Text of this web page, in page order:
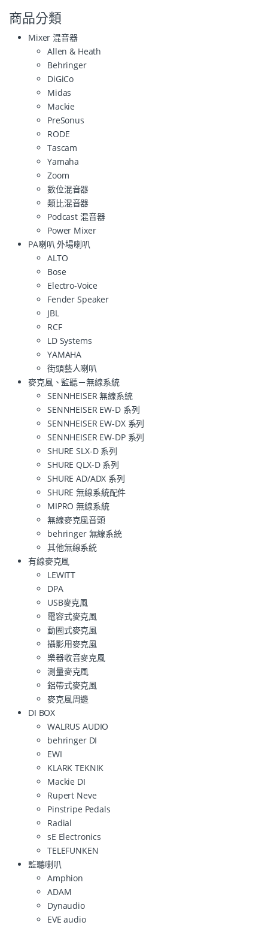
商品分類
Mixer 混音器
Allen & Heath
Behringer
DiGiCo
Midas
Mackie
PreSonus
RODE
Tascam
Yamaha
Zoom
數位混音器
類比混音器
Podcast 混音器
Power Mixer
PA喇叭 外場喇叭
ALTO
Bose
Electro-Voice
Fender Speaker
JBL
RCF
LD Systems
YAMAHA
街頭藝人喇叭
麥克風、監聽－無線系統
SENNHEISER 無線系統
SENNHEISER EW-D 系列
SENNHEISER EW-DX 系列
SENNHEISER EW-DP 系列
SHURE SLX-D 系列
SHURE QLX-D 系列
SHURE AD/ADX 系列
SHURE 無線系統配件
MIPRO 無線系統
無線麥克風音頭
behringer 無線系統
其他無線系統
有線麥克風
LEWITT
DPA
USB麥克風
電容式麥克風
動圈式麥克風
攝影用麥克風
樂器收音麥克風
測量麥克風
鋁帶式麥克風
麥克風周邊
DI BOX
WALRUS AUDIO
behringer DI
EWI
KLARK TEKNIK
Mackie DI
Rupert Neve
Pinstripe Pedals
Radial
sE Electronics
TELEFUNKEN
監聽喇叭
Amphion
ADAM
Dynaudio
EVE audio